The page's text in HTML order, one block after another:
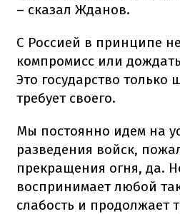
– сказал Жданов.
С Россией в принципе
компромисс или
Это государство только
требует своего.
Мы постоянно идем на
разведения войск,
прекращения огня, да.
воспринимает любой
слабость и продолжает